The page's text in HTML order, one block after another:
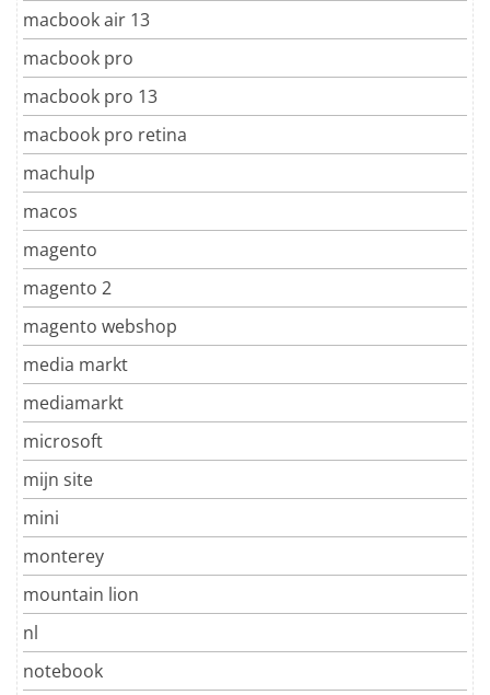
macbook air 13
macbook pro
macbook pro 13
macbook pro retina
machulp
macos
magento
magento 2
magento webshop
media markt
mediamarkt
microsoft
mijn site
mini
monterey
mountain lion
nl
notebook